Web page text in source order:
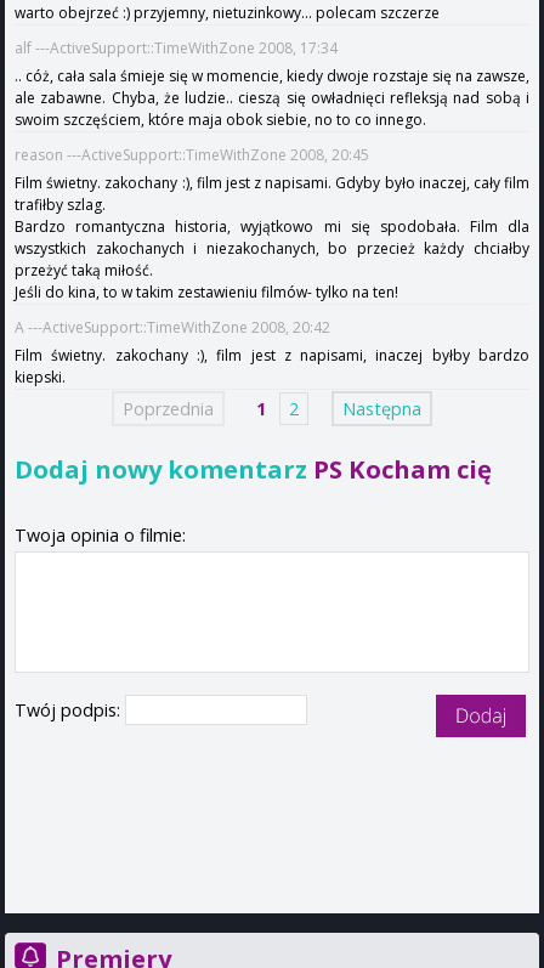
warto obejrzeć :) przyjemny, nietuzinkowy... polecam szczerze
alf ---ActiveSupport::TimeWithZone 2008, 17:34
.. cóż, cała sala śmieje się w momencie, kiedy dwoje rozstaje się na zawsze,
ale zabawne. Chyba, że ludzie.. cieszą się owładnięci refleksją nad sobą i
swoim szczęściem, które maja obok siebie, no to co innego.
reason ---ActiveSupport::TimeWithZone 2008, 20:45
Film świetny. zakochany :), film jest z napisami. Gdyby było inaczej, cały film
trafiłby szlag.
Bardzo romantyczna historia, wyjątkowo mi się spodobała. Film dla
wszystkich zakochanych i niezakochanych, bo przecież każdy chciałby
przeżyć taką miłość.
Jeśli do kina, to w takim zestawieniu filmów- tylko na ten!
A ---ActiveSupport::TimeWithZone 2008, 20:42
Film świetny. zakochany :), film jest z napisami, inaczej byłby bardzo
kiepski.
Poprzednia 1 2 Następna
Dodaj nowy komentarz PS Kocham cię
Twoja opinia o filmie:
Twój podpis:
Premiery